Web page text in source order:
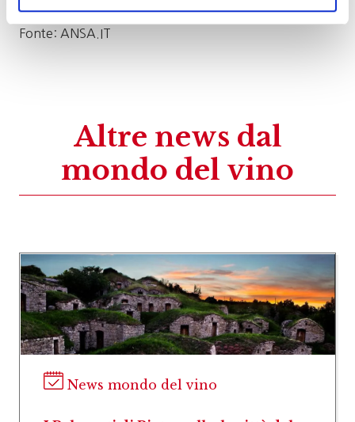
Fonte: ANSA.IT
Altre news dal
mondo del vino
News mondo del vino